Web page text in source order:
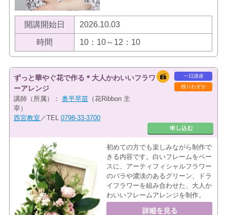
開講開始日 2026.10.03
時間 10：10～12：10
一日講座
残りわずか
ずっと華やぐ花で作る＊大人かわいいフラワ
ーアレンジ
講師（所属）： 奥平早苗（花Ribbon 主
宰）
西宮教室 ／TEL 0798-33-3700
初めての方でも楽しみながら制作で
きる内容です。白いフレームをベー
スに、アーティフィシャルフラワー
のバラや濃淡のあるグリーン、ドラ
イフラワーを組み合わせた、大人か
わいいフレームアレンジを制作。